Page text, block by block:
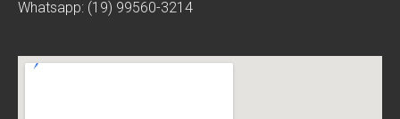
Whatsapp: (19) 99560-3214